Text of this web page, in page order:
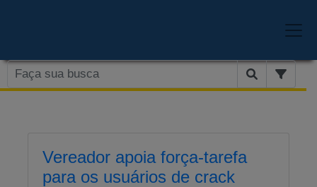
Vereador apoia força-tarefa
para os usuários de crack